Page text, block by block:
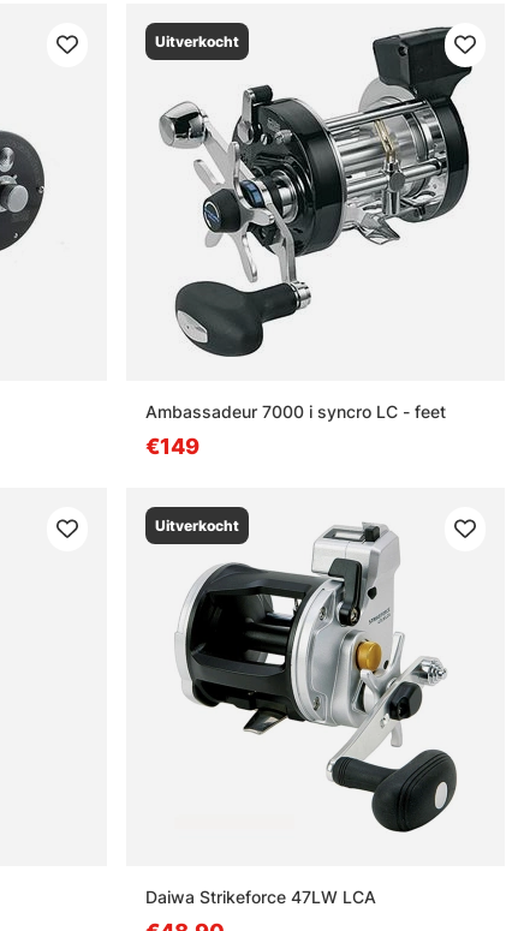
Uitverkocht
Ambassadeur 7000 i syncro LC - feet
€149
Uitverkocht
Daiwa Strikeforce 47LW LCA